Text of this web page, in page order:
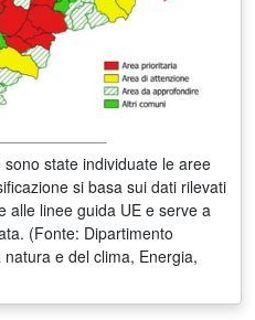
state individuate le aree
si basa sui dati rilevati
alle linee guida UE e serve a
(Fonte: Dipartimento
e del clima, Energia,